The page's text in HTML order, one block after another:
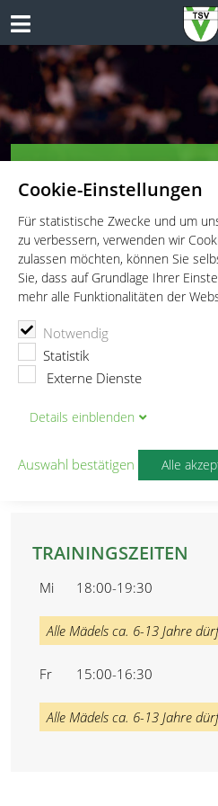
Cookie-Einstellungen
Für statistische Zwecke und um
zu verbessern, verwenden wir
zulassen möchten, können Sie
Sie, dass auf Grundlage Ihrer
mehr alle Funktionalitäten der
Notwendig
Statistik
Externe Dienste
Details einblenden
Auswahl bestätigen Alle
VATERSTETTEN BASKETBALL
TSV Vaterstetten e.V.
Mannschaften und Trainingszeiten
U12
ÜBUNGSLEITER
Stefan Döring
TRAININGSZEITEN
Mi 18:00-19:30
Alle Mädels ca. 6-13 Jahre
Fr 15:00-16:30
Alle Mädels ca. 6-13 Jahre